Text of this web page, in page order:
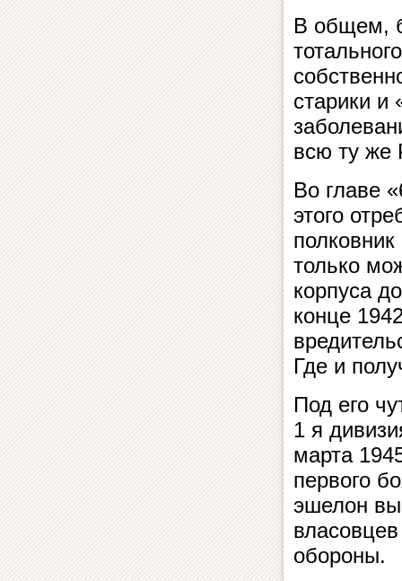
В общем,
старики
всю ту же
Во главе
этого
только
корпуса
конце
Где и
Под его
1 я
марта
первого
эшелон
обороны.